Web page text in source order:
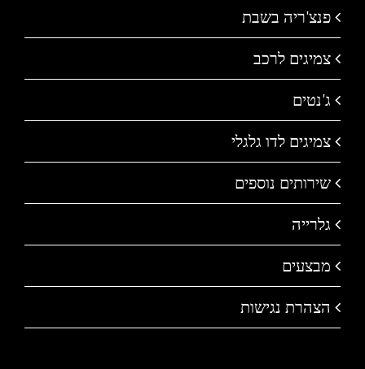
פנצ'ריה בשבת
צמיגים לרכב
ג'נטים
צמיגים לדו גלגלי
שירותים נוספים
גלרייה
מבצעים
הצהרת נגישות